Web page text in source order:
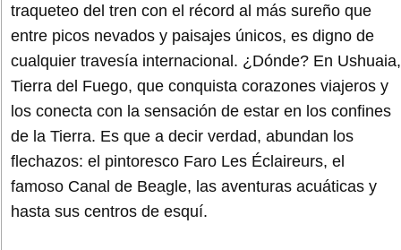
traqueteo del tren con el récord al más sureño que
entre picos nevados y paisajes únicos, es digno de
cualquier travesía internacional. ¿Dónde? En Ushuaia,
Tierra del Fuego, que conquista corazones viajeros y
los conecta con la sensación de estar en los confines
de la Tierra. Es que a decir verdad, abundan los
flechazos: el pintoresco Faro Les Éclaireurs, el
famoso Canal de Beagle, las aventuras acuáticas y
hasta sus centros de esquí.